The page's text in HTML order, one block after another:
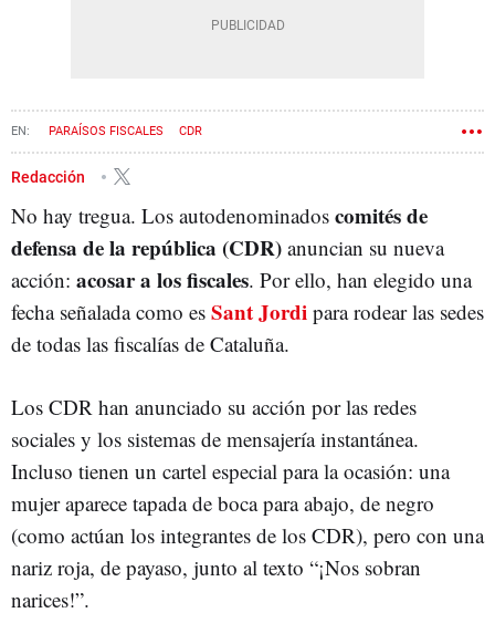
PARAÍSOS FISCALES CDR
Redacción
No hay tregua. Los autodenominados comités de
defensa de la república (CDR) anuncian su nueva
acción: acosar a los fiscales. Por ello, han elegido una
fecha señalada como es Sant Jordi para rodear las sedes
de todas las fiscalías de Cataluña.
Los CDR han anunciado su acción por las redes
sociales y los sistemas de mensajería instantánea.
Incluso tienen un cartel especial para la ocasión: una
mujer aparece tapada de boca para abajo, de negro
(como actúan los integrantes de los CDR), pero con una
nariz roja, de payaso, junto al texto “¡Nos sobran
narices!”.